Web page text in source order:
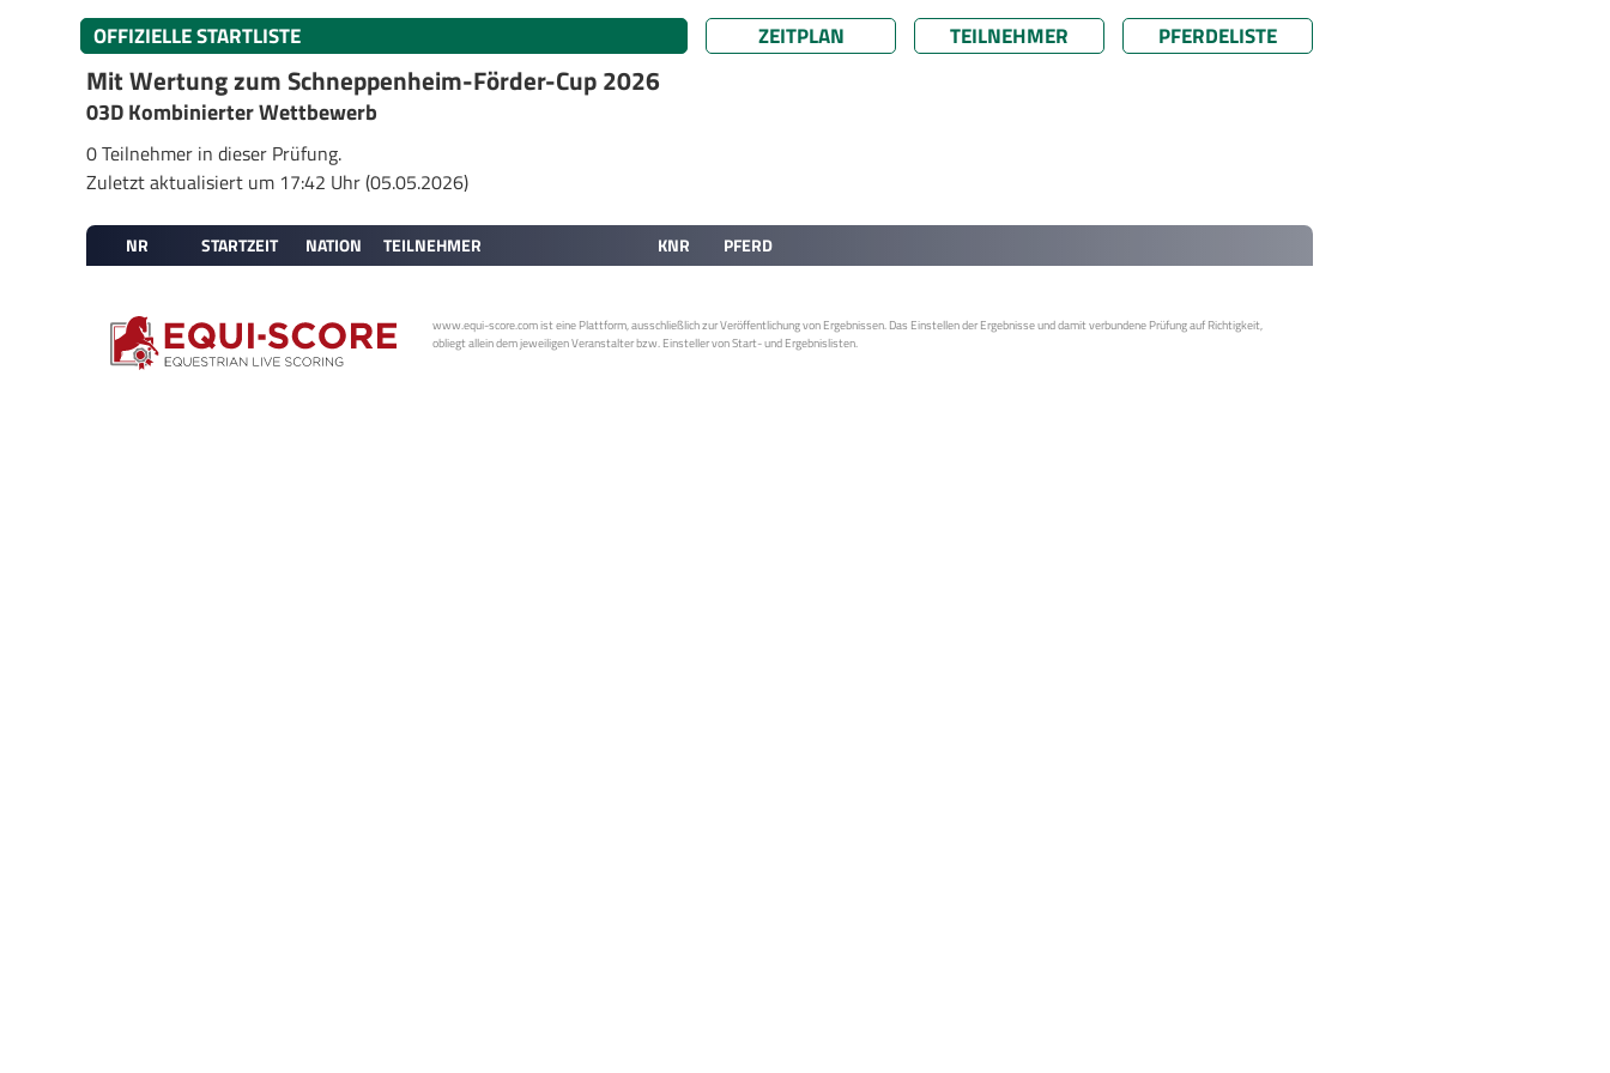
OFFIZIELLE STARTLISTE ZEITPLAN TEILNEHMER PFERDELISTE
Mit Wertung zum Schneppenheim-Förder-Cup 2026
03D Kombinierter Wettbewerb
0 Teilnehmer in dieser Prüfung.
Zuletzt aktualisiert um 17:42 Uhr (05.05.2026)
NR STARTZEIT NATION TEILNEHMER KNR PFERD
www.equi-score.com ist eine Plattform, ausschließlich zur Veröffentlichung von Ergebnissen. Das Einstellen der Ergebnisse und damit verbundene Prüfung auf Richtigkeit,
obliegt allein dem jeweiligen Veranstalter bzw. Einsteller von Start- und Ergebnislisten.